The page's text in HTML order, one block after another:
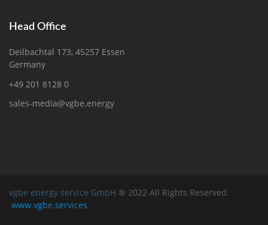
Head Office
Deilbachtal 173, 45257 Essen
Germany
+49 201 8128 0
sales-media@vgbe.energy
vgbe energy service GmbH ® 2022 All Rights Reserved.
www.vgbe.services